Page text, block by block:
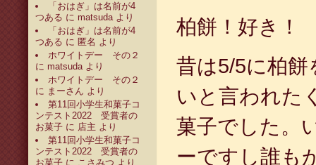
「おはぎ」は名前が4
つある に matsudaより
「おはぎ」は名前が4
つある に 匿名 より
ホワイトデー その２
に matsudaより
ホワイトデー その２
に まーさん より
第11回小学生和菓子コ
ンテスト2022 受賞者の
お菓子 に 店主 より
第11回小学生和菓子コ
ンテスト2022 受賞者の
お菓子 に こさみつ より
柏餅！好き！
昔は5/5に柏餅
いと言われた
菓子でした。
ーですし誰も